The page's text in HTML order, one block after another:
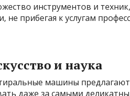
инструментов и
не прибегая к услугам
и наука
машины
даже за самыми